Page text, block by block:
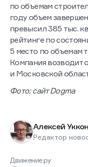
по объемам
году объем
превысил 385 тыс.
рейтинге по
5 место по объемам
Компания возводит
и Московской
Фото: сайт Dogma
Алексей
Редактор
Движение.ру